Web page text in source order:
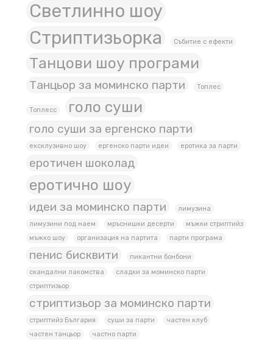
Светлинно шоу
Стриптизьорка
Събитие с ефекти
Танцови шоу програми
Танцьор за моминско парти Топлес
Топлесс голо суши
голо суши за ергенско парти
ексклузивно шоу ергенско парти идеи еротика за парти
еротичен шоколад
еротично шоу
идеи за моминско парти
лимузина
лимузини под наем
мръснишки десерти
мъжки стриптийз
мъжко шоу
организация на партита парти програма
пенис бисквити
пикантни бонбони
скандални лакомства
сладки за моминско парти
стриптизьор
стриптизьор за моминско парти
стриптийз България суши за парти
частен клуб
частен танцьор
частно парти